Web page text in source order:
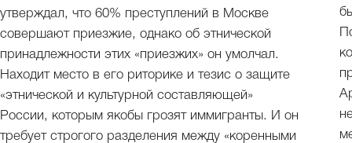
утверждал, что 60% преступлений в Москве
совершают приезжие, однако об этнической
принадлежности этих «приезжих» он умолчал.
Находит место в его риторике и тезис о защите
«этнической и культурной составляющей»
России, которым якобы грозят иммигранты. И он
требует строгого разделения между «коренными